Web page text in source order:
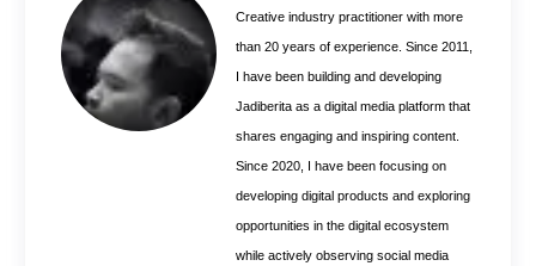
k
e
s
t
p
p
Creative industry practitioner with more
than 20 years of experience. Since 2011,
I have been building and developing
Jadiberita as a digital media platform that
shares engaging and inspiring content.
Since 2020, I have been focusing on
developing digital products and exploring
opportunities in the digital ecosystem
while actively observing social media